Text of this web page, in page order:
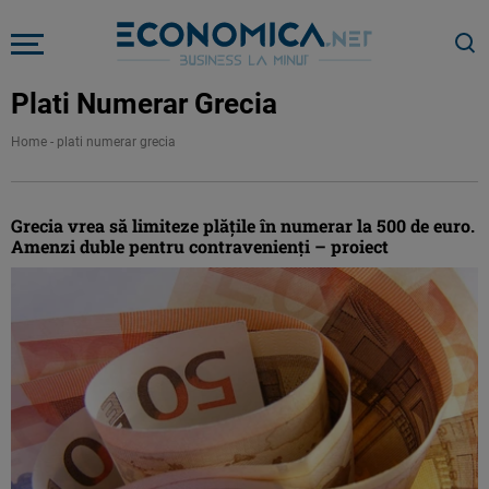
Plati Numerar Grecia
Home - plati numerar grecia
Grecia vrea să limiteze plățile în numerar la 500 de euro.
Amenzi duble pentru contravenienți – proiect